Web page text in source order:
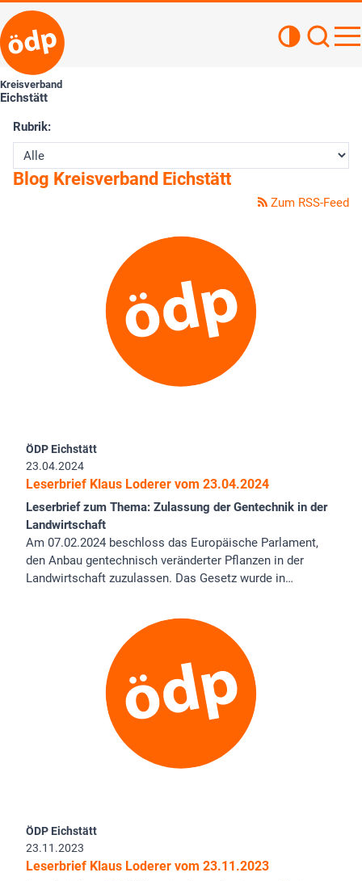
Kreisverband
Eichstätt
Rubrik:
Blog Kreisverband Eichstätt
Zum RSS-Feed
ÖDP Eichstätt
23.04.2024
Leserbrief Klaus Loderer vom 23.04.2024
Leserbrief zum Thema: Zulassung der Gentechnik in der
Landwirtschaft
Am 07.02.2024 beschloss das Europäische Parlament,
den Anbau gentechnisch veränderter Pflanzen in der
Landwirtschaft zuzulassen. Das Gesetz wurde in…
ÖDP Eichstätt
23.11.2023
Leserbrief Klaus Loderer vom 23.11.2023